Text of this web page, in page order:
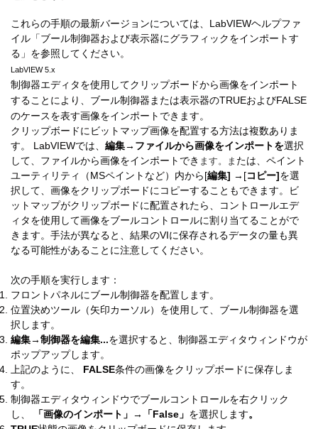
これらの手順の最新バージョンについては、 LabVIEWヘルプファ
イル 「ブール制御器および表示器にグラフィックをインポートす
る」を参照してください。
LabVIEW 5.x
制御器エディタを使用してクリップボードから画像をインポート
することにより、ブール制御器または表示器のTRUEおよびFALSE
のケースを表す画像をインポートできます。
クリップボードにビットマップ画像を配置する方法は複数ありま
す。 LabVIEWでは、 編集→ファイルから画像をインポートを選択
して、ファイルから画像をインポートでき ます。ま たは、ペイント
ユーティリティ（MSペイントなど）内から[編集] →[コピー]を選
択して、画像をクリップボードにコピーすることもできます。ビ
ットマップがクリップボードに配置されたら、コントロールエデ
ィタを使用して画像をブールコントロールに割り当てることがで
きます。手法が異なると、結果のVIに保存されるデータの量も異
なる可能性があることに注意してください。
次の手順を実行します：
フロントパネルにブール制御器を配置します。
位置決めツール（矢印カーソル）を使用して、ブール制御器を選
択します。
編集→制御器を編集...を選択すると、制御器エディタウィンドウが
ポップアップします。
上記のように、 FALSE条件の画像をクリップボードに保存しま
す。
制御器エディタウィンドウでブールコントロールを右クリック
し、
「画像のインポート」→「False」 を選択します。